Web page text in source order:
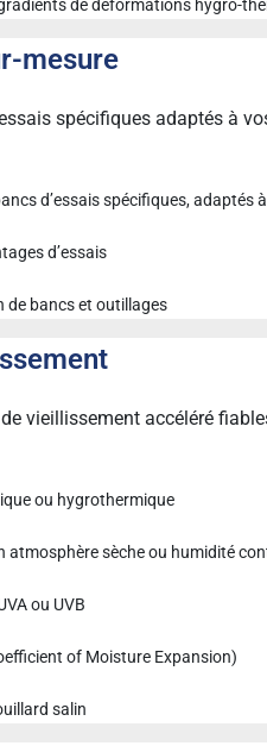
de déformations hygro-
mesure
spécifiques adaptés à
d’essais spécifiques,
d’essais
de bancs et outillages
vieillissement accéléré
ou hygrothermique
atmosphère sèche ou humidité
ou UVB
of Moisture Expansion)
salin